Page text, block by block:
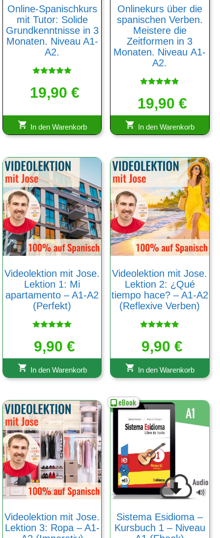
Online-Spanischkurs
mit Tutor: Solide
Grundkenntnisse in 3
Monaten. Niveau A1-
A2.
mit
5.00
19,90 €
In den Warenkorb
Onlinekurs über die
spanischen Verben.
Meistere die
Zeitformen in 3
Monaten. Niveau А1-
А2.
mit
4.83
von 5
19,90 €
In den Warenkorb
Videolektion mit Jose.
Lektion 1: Mi
apartamento – A1-A2
(Perfekt)
mit
5.00
von 5
9,90€
In den Warenkorb
Videolektion mit Jose.
Lektion 2: ¿Qué
tiempo hace? – A1-A2
(Reflexive Verben)
mit
5.00
von 5
9,90€
In den Warenkorb
Videolektion mit Jose.
Lektion 3: Ropa – A1-
eBook
Sistema Esidioma –
Kursbuch 1 – Niveau